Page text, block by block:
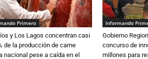
Primero
y Los Lagos concentran casi
de la producción de carne
nacional pese a caída en el
Informando
Gobierno
concurso de
millones para